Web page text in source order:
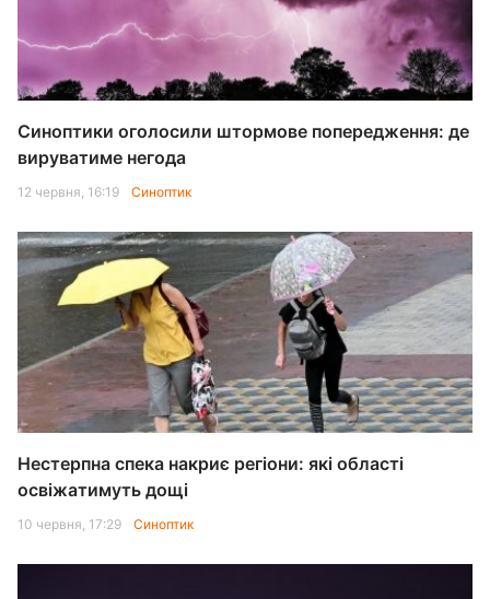
Синоптики оголосили штормове попередження: де
вируватиме негода
12 червня, 16:19 Синоптик
Нестерпна спека накриє регіони: які області
освіжатимуть дощі
10 червня, 17:29 Синоптик